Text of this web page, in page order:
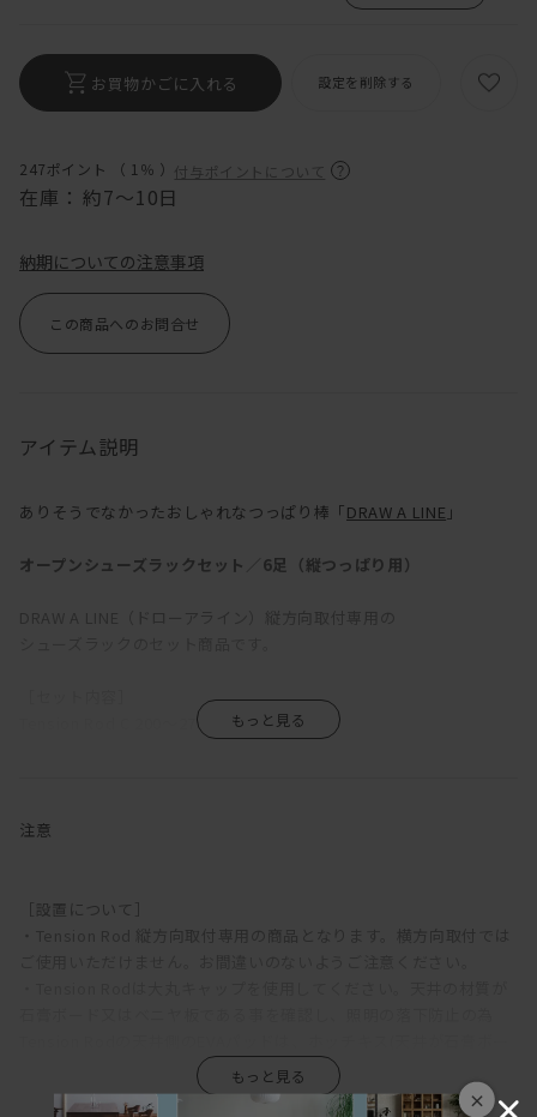
×
247ポイント （ 1％ ） 付与ポイントについて
在庫： 約7～10日
お買物かごに入れる 設定を削除する
納期についての注意事項
この商品へのお問合せ
アイテム説明
ありそうでなかったおしゃれなつっぱり棒「DRAW A LINE 」
オープンシューズラックセット／6足（縦つっぱり用）
Tension Rod C 200～275cm 縦取付×1
クー
ショップのようなシューズディスプレイが叶えられ
スマートなシューズディスプレイができます。
ラックの高さは自由に調整可能です。
注意
［設置について］
ドの場合)又はねじ(天井がベニヤ板の場合)で必ず天井に固定して下
さい。